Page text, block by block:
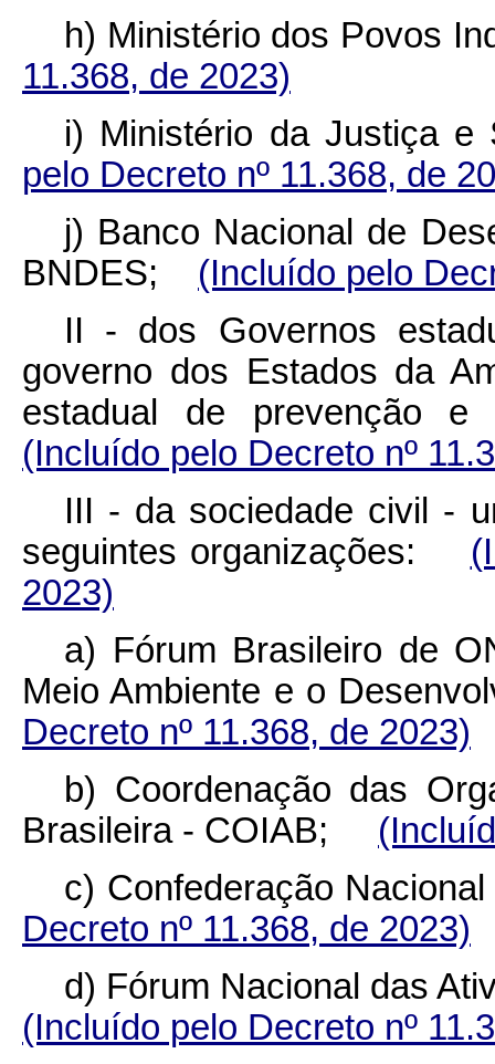
h) Ministério dos Povos
11.368, de 2023)
i) Ministério da
pelo Decreto nº 11.368, de
j) Banco Nacional de
BNDES; (Incluído pelo
II - dos Governos
governo dos Estados da
estadual de prevenção
(Incluído pelo Decreto nº
III - da sociedade civil -
seguintes organizações:
2023)
a) Fórum Brasileiro de
Meio Ambiente e o
Decreto nº 11.368, de 2023)
b) Coordenação das
Brasileira - COIAB;
c) Confederação
Decreto nº 11.368, de 2023)
d) Fórum Nacional das
(Incluído pelo Decreto nº